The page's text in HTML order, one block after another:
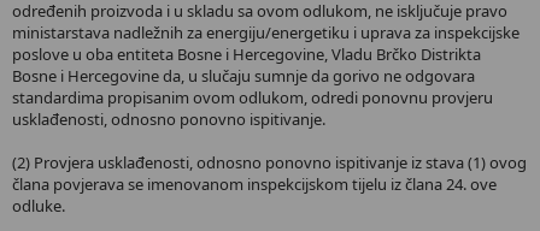
određenih proizvoda i u skladu sa ovom odlukom, ne isključuje pravo
ministarstava nadležnih za energiju/energetiku i uprava za inspekcijske
poslove u oba entiteta Bosne i Hercegovine, Vladu Brčko Distrikta
Bosne i Hercegovine da, u slučaju sumnje da gorivo ne odgovara
standardima propisanim ovom odlukom, odredi ponovnu provjeru
usklađenosti, odnosno ponovno ispitivanje.
(2) Provjera usklađenosti, odnosno ponovno ispitivanje iz stava (1) ovog
člana povjerava se imenovanom inspekcijskom tijelu iz člana 24. ove
odluke.